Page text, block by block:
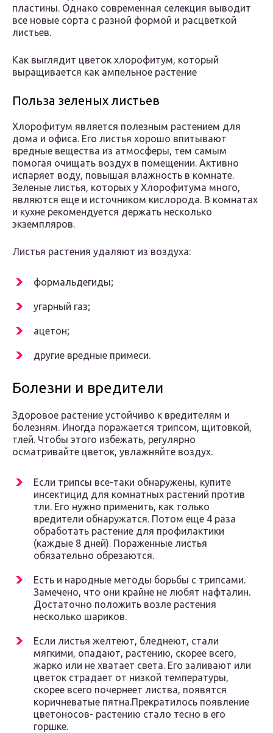
пластины. Однако современная селекция выводит
все новые сорта с разной формой и расцветкой
листьев.
Как выглядит цветок хлорофитум, который
выращивается как ампельное растение
Польза зеленых листьев
Хлорофитум является полезным растением для
дома и офиса. Его листья хорошо впитывают
вредные вещества из атмосферы, тем самым
помогая очищать воздух в помещении. Активно
испаряет воду, повышая влажность в комнате.
Зеленые листья, которых у Хлорофитума много,
являются еще и источником кислорода. В комнатах
и кухне рекомендуется держать несколько
экземпляров.
Листья растения удаляют из воздуха:
формальдегиды;
угарный газ;
ацетон;
другие вредные примеси.
Болезни и вредители
Здоровое растение устойчиво к вредителям и
болезням. Иногда поражается трипсом, щитовкой,
тлей. Чтобы этого избежать, регулярно
осматривайте цветок, увлажняйте воздух.
Если трипсы все-таки обнаружены, купите
инсектицид для комнатных растений против
тли. Его нужно применить, как только
вредители обнаружатся. Потом еще 4 раза
обработать растение для профилактики
(каждые 8 дней). Пораженные листья
обязательно обрезаются.
Есть и народные методы борьбы с трипсами.
Замечено, что они крайне не любят нафталин.
Достаточно положить возле растения
несколько шариков.
Если листья желтеют, бледнеют, стали
мягкими, опадают, растению, скорее всего,
жарко или не хватает света. Его заливают или
цветок страдает от низкой температуры,
скорее всего почернеет листва, появятся
коричневатые пятна.Прекратилось появление
цветоносов- растению стало тесно в его
горшке.